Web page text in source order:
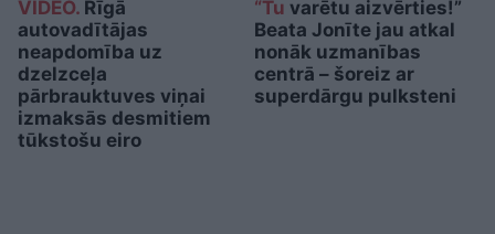
VIDEO. Rīgā
autovadītājas
neapdomība uz
dzelzceļa
pārbrauktuves viņai
izmaksās desmitiem
tūkstošu eiro
“Tu varētu aizvērties!”
Beata Jonīte jau atkal
nonāk uzmanības
centrā – šoreiz ar
superdārgu pulksteni